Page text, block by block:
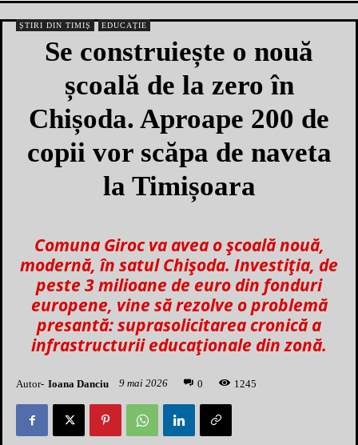
ȘTIRI DIN TIMIȘ EDUCAȚIE
Se construiește o nouă
școală de la zero în
Chișoda. Aproape 200 de
copii vor scăpa de naveta
la Timișoara
Comuna Giroc va avea o școală nouă,
modernă, în satul Chișoda. Investiția, de
peste 3 milioane de euro din fonduri
europene, vine să rezolve o problemă
presantă: suprasolicitarea cronică a
infrastructurii educaționale din zonă.
Autor- Ioana Danciu 9 mai 2026 0 1 245